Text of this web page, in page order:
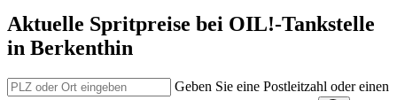
Aktuelle Spritpreise bei OIL!-Tankstelle
in Berkenthin
Geben Sie eine Postleitzahl oder einen